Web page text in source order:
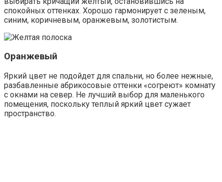
спокойных оттенках. Хорошо гармонирует с зеленым,
синим, коричневым, оранжевым, золотистым.
Оранжевый
Яркий цвет не подойдет для спальни, но более нежные,
разбавленные абрикосовые оттенки «согреют» комнату
с окнами на север. Не лучший выбор для маленького
помещения, поскольку теплый яркий цвет сужает
пространство.